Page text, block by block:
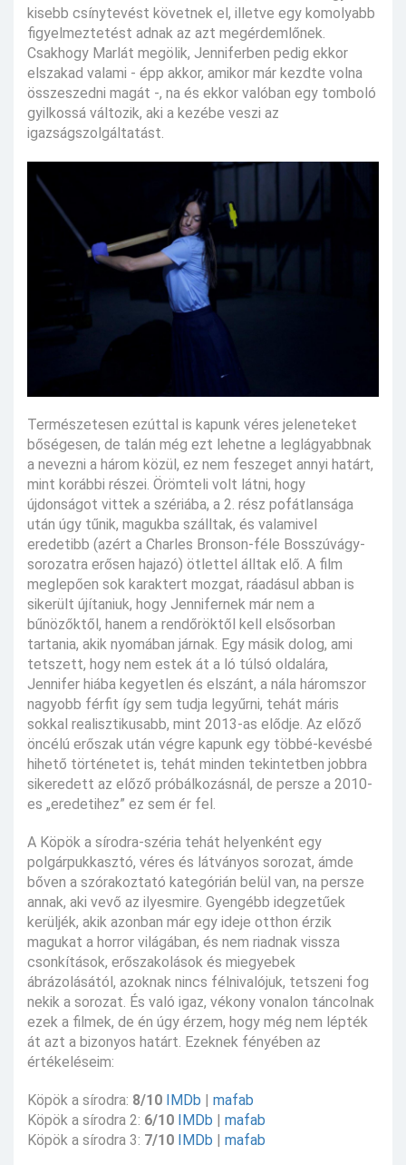
kisebb csínytevést követnek el, illetve egy komolyabb
figyelmeztetést adnak az azt megérdemlőnek.
Csakhogy Marlát megölik, Jenniferben pedig ekkor
elszakad valami - épp akkor, amikor már kezdte volna
összeszedni magát -, na és ekkor valóban egy tomboló
gyilkossá változik, aki a kezébe veszi az
igazságszolgáltatást.
Természetesen ezúttal is kapunk véres jeleneteket
bőségesen, de talán még ezt lehetne a leglágyabbnak
a nevezni a három közül, ez nem feszeget annyi határt,
mint korábbi részei. Örömteli volt látni, hogy
újdonságot vittek a szériába, a 2. rész pofátlansága
után úgy tűnik, magukba szálltak, és valamivel
eredetibb (azért a Charles Bronson-féle Bosszúvágy-
sorozatra erősen hajazó) ötlettel álltak elő. A film
meglepően sok karaktert mozgat, ráadásul abban is
sikerült újítaniuk, hogy Jennifernek már nem a
bűnözőktől, hanem a rendőröktől kell elsősorban
tartania, akik nyomában járnak. Egy másik dolog, ami
tetszett, hogy nem estek át a ló túlsó oldalára,
Jennifer hiába kegyetlen és elszánt, a nála háromszor
nagyobb férfit így sem tudja legyűrni, tehát máris
sokkal realisztikusabb, mint 2013-as elődje. Az előző
öncélú erőszak után végre kapunk egy többé-kevésbé
hihető történetet is, tehát minden tekintetben jobbra
sikeredett az előző próbálkozásnál, de persze a 2010-
es „eredetihez” ez sem ér fel.
A Köpök a sírodra-széria tehát helyenként egy
polgárpukkasztó, véres és látványos sorozat, ámde
bőven a szórakoztató kategórián belül van, na persze
annak, aki vevő az ilyesmire. Gyengébb idegzetűek
kerüljék, akik azonban már egy ideje otthon érzik
magukat a horror világában, és nem riadnak vissza
csonkítások, erőszakolások és miegyebek
ábrázolásától, azoknak nincs félnivalójuk, tetszeni fog
nekik a sorozat. És való igaz, vékony vonalon táncolnak
ezek a filmek, de én úgy érzem, hogy még nem lépték
át azt a bizonyos határt. Ezeknek fényében az
értékeléseim:
Köpök a sírodra: 8/10 IMDb | mafab
Köpök a sírodra 2: 6/10 IMDb | mafab
Köpök a sírodra 3: 7/10 IMDb | mafab